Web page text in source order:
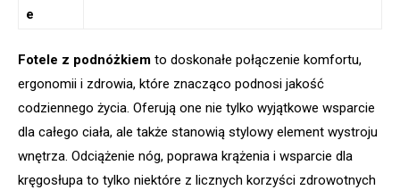
e
Fotele z podnóżkiem to doskonałe połączenie komfortu,
ergonomii i zdrowia, które znacząco podnosi jakość
codziennego życia. Oferują one nie tylko wyjątkowe wsparcie
dla całego ciała, ale także stanowią stylowy element wystroju
wnętrza. Odciążenie nóg, poprawa krążenia i wsparcie dla
kręgosłupa to tylko niektóre z licznych korzyści zdrowotnych